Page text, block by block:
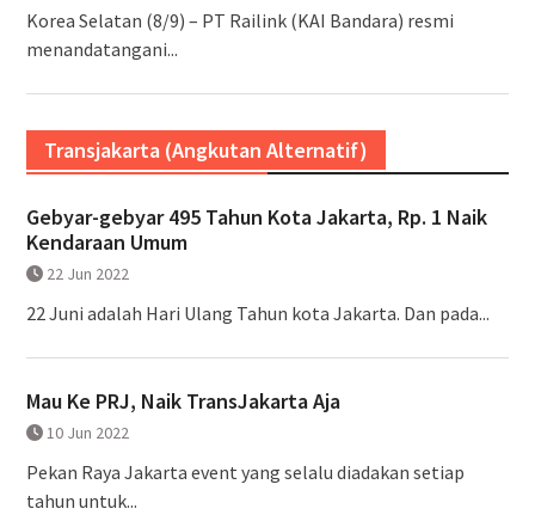
Korea Selatan (8/9) – PT Railink (KAI Bandara) resmi
menandatangani...
Transjakarta (Angkutan Alternatif)
Gebyar-gebyar 495 Tahun Kota Jakarta, Rp. 1 Naik
Kendaraan Umum
22 Jun 2022
22 Juni adalah Hari Ulang Tahun kota Jakarta. Dan pada...
Mau Ke PRJ, Naik TransJakarta Aja
10 Jun 2022
Pekan Raya Jakarta event yang selalu diadakan setiap
tahun untuk...